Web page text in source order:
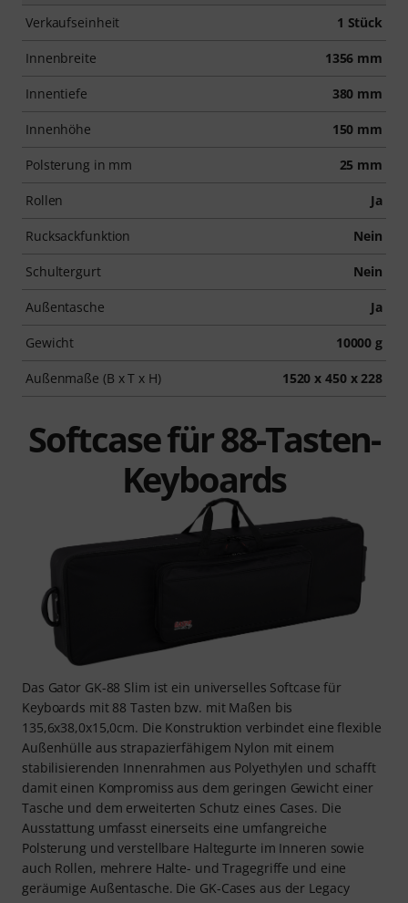
Verkaufseinheit 1 Stück
Innenbreite 1356 mm
Innentiefe 380 mm
Innenhöhe 150 mm
Polsterung in mm 25 mm
Rollen Ja
Rucksackfunktion Nein
Schultergurt Nein
Außentasche Ja
Gewicht 10000 g
Außenmaße (B x T x H) 1520 x 450 x 228
Softcase für 88-Tasten-
Keyboards
Das Gator GK-88 Slim ist ein universelles Softcase für
Keyboards mit 88 Tasten bzw. mit Maßen bis
135,6x38,0x15,0cm. Die Konstruktion verbindet eine flexible
Außenhülle aus strapazierfähigem Nylon mit einem
stabilisierenden Innenrahmen aus Polyethylen und schafft
damit einen Kompromiss aus dem geringen Gewicht einer
Tasche und dem erweiterten Schutz eines Cases. Die
Ausstattung umfasst einerseits eine umfangreiche
Polsterung und verstellbare Haltegurte im Inneren sowie
auch Rollen, mehrere Halte- und Tragegriffe und eine
geräumige Außentasche. Die GK-Cases aus der Legacy